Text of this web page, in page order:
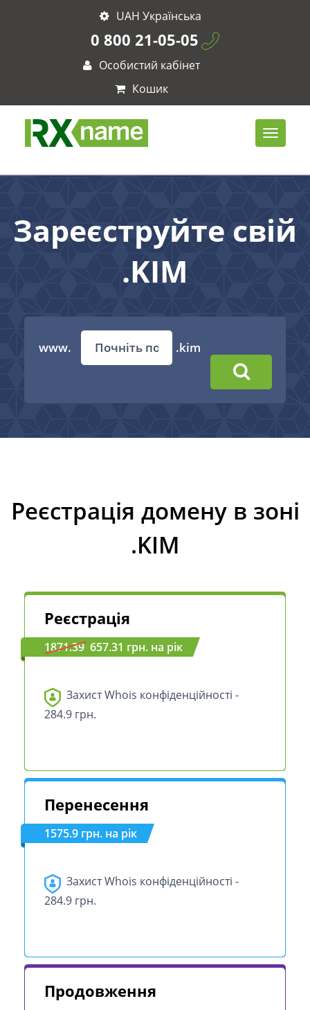
UAH Українська
0 800 21-05-05
Особистий кабінет
Кошик
Зареєструйте свій
.KIM
www. .kim
Реєстрація домену в зоні
.KIM
Реєстрація
1871.39 657.31 грн. на рік
Захист Whois конфіденційності -
284.9 грн.
Перенесення
1575.9 грн. на рік
Захист Whois конфіденційності -
284.9 грн.
Продовження